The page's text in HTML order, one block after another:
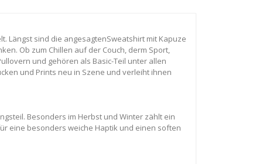
Längst sind die angesagtenSweatshirt mit Kapuze
Ob zum Chillen auf der Couch, derm Sport,
und gehören als Basic-Teil unter allen
und Prints neu in Szene und verleiht ihnen
Besonders im Herbst und Winter zählt ein
eine besonders weiche Haptik und einen soften